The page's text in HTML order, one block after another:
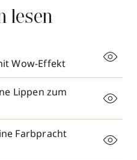
lesen
Wow-Effekt
Lippen zum
Farbpracht